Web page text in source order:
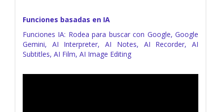
Funciones basadas en IA
Funciones IA: Rodea para buscar con Google, Google
Gemini, AI Interpreter, AI Notes, AI Recorder, AI
Subtitles, AI Film, AI Image Editing